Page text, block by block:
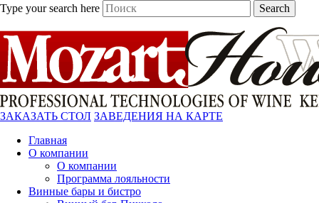
Type your search here Search
ЗАКАЗАТЬ СТОЛ ЗАВЕДЕНИЯ НА КАРТЕ
Главная
О компании
О компании
Программа лояльности
Винные бары и бистро